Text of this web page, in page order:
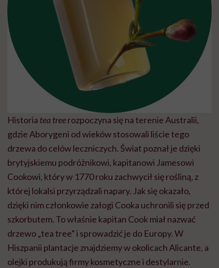
Historia tea treerozpoczyna się na terenie Australii,
gdzie Aborygeni od wieków stosowali liście tego
drzewa do celów leczniczych. Świat poznał je dzięki
brytyjskiemu podróżnikowi, kapitanowi Jamesowi
Cookowi, który w 1770 roku zachwycił się rośliną, z
której lokalsi przyrządzali napary. Jak się okazało,
dzięki nim członkowie załogi Cooka uchronili się przed
szkorbutem. To właśnie kapitan Cook miał nazwać
drzewo „tea tree” i sprowadzić je do Europy. W
Hiszpanii plantacje znajdziemy w okolicach Alicante, a
olejki produkują firmy kosmetyczne i destylarnie.